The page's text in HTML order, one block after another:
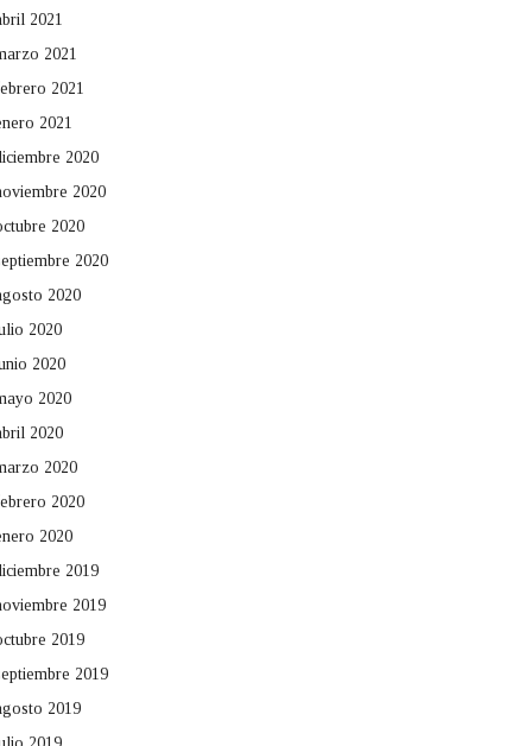
2021
2021
2021
2021
2020
2020
2020
2020
2020
2020
2020
2020
2020
2020
2020
2020
2019
2019
2019
2019
2019